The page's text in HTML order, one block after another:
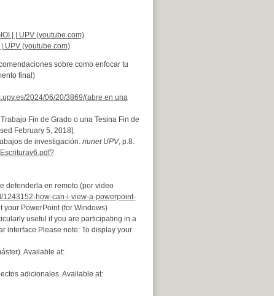
| | UPV (youtube.com)
UPV (youtube.com)
sobre como enfocar tu
final)
2024/06/20/3869/(abre en una
Fin de Grado o una Tesina Fin de
February 5, 2018].
de investigación. riunet UPV, p.8.
defenderla en remoto (por video
1243152-how-can-i-view-a-powerpoint-
your PowerPoint (for Windows)
useful if you are participating in a
interface.Please note: To display your
Available at:
adicionales. Available at: